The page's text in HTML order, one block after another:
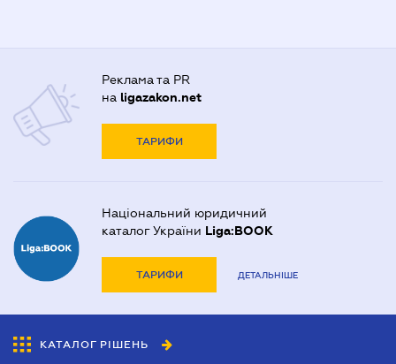
Реклама та PR
на ligazakon.net
ТАРИФИ
Національний юридичний
каталог України Liga:BOOK
ТАРИФИ ДЕТАЛЬНІШЕ
КАТАЛОГ РІШЕНЬ